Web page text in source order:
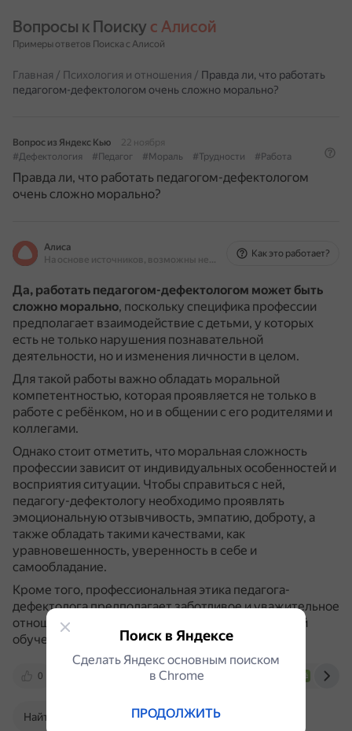
Вопросы к Поиску с Алисой
Примеры ответов Поиска с Алисой
Главная / Психология и отношения / Правда ли, что работать
педагогом-дефектологом очень сложно морально?
Вопрос из Яндекс Кью
22 ноября
#Дефектология
#Педагог #Мораль #Трудности #Работа
Правда ли, что работать педагогом-дефектологом
очень сложно морально?
Алиса
На основе источников, возможны неточности
Как это работает?
Да, работать педагогом-дефектологом может быть
сложно морально, поскольку специфика профессии
предполагает взаимодействие с детьми, у которых
есть не только нарушения познавательной
деятельности, но и изменения личности в целом.
Для такой работы важно обладать моральной
компетентностью, которая проявляется не только в
работе с ребёнком, но и в общении с его родителями и
коллегами.
Однако стоит отметить, что моральная сложность
профессии зависит от индивидуальных особенностей и
восприятия ситуации. Чтобы справиться с ней,
педагогу-дефектологу необходимо проявлять
эмоциональную отзывчивость, эмпатию, доброту, а
также обладать такими качествами, как
уравновешенность, уверенность в себе и
самообладание.
Кроме того, профессиональная этика педагога-
дефектолога предполагает заботливое и уважительное
отношение к детям, создание безопасных условий
обучения и воспитания.
0 infourok.ru
Найти в Поиске
Поиск в Яндексе
Сделать Яндекс основным поиском
в Сhrome
ПРОДОЛЖИТЬ